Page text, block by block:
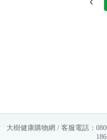
大樹健康購物網 / 客服電話：